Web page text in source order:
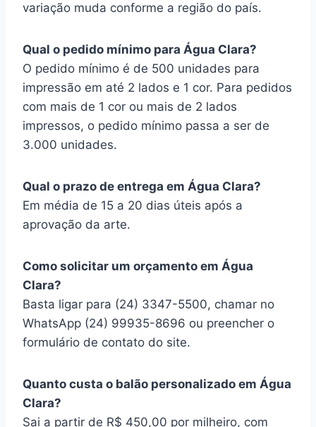
variação muda conforme a região do país.
Qual o pedido mínimo para Água Clara?
O pedido mínimo é de 500 unidades para
impressão em até 2 lados e 1 cor. Para pedidos
com mais de 1 cor ou mais de 2 lados
impressos, o pedido mínimo passa a ser de
3.000 unidades.
Qual o prazo de entrega em Água Clara?
Em média de 15 a 20 dias úteis após a
aprovação da arte.
Como solicitar um orçamento em Água
Clara?
Basta ligar para (24) 3347-5500, chamar no
WhatsApp (24) 99935-8696 ou preencher o
formulário de contato do site.
Quanto custa o balão personalizado em Água
Clara?
Sai a partir de R$ 450,00 por milheiro, com